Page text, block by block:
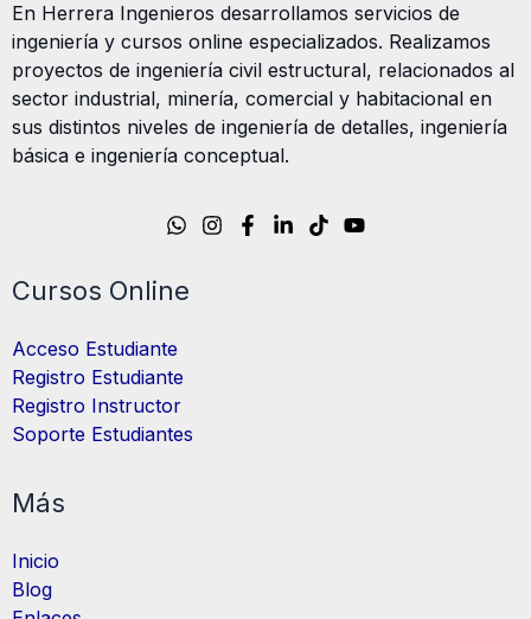
En Herrera Ingenieros desarrollamos servicios de
ingeniería y cursos online especializados. Realizamos
proyectos de ingeniería civil estructural, relacionados al
sector industrial, minería, comercial y habitacional en
sus distintos niveles de ingeniería de detalles, ingeniería
básica e ingeniería conceptual.
Cursos Online
Acceso Estudiante
Registro Estudiante
Registro Instructor
Soporte Estudiantes
Más
Inicio
Blog